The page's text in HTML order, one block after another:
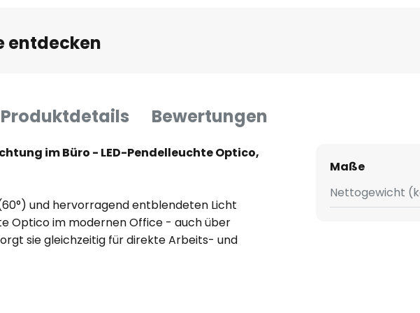
entdecken
Produktdetails Bewertungen
im Büro - LED-Pendelleuchte Optico,
und hervorragend entblendeten Licht
Optico im modernen Office - auch über
sie gleichzeitig für direkte Arbeits- und
Das Aluminiumgehäuse ist als schlichtes,
kann bei der Montage eingestellt
Maße
Nettogewicht